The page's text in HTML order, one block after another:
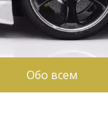
Обо всем